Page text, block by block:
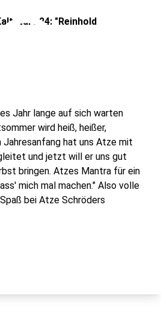
24: "Reinhold
Jahr lange auf sich warten
wird heiß, heißer,
Jahresanfang hat uns Atze mit
und jetzt will er uns gut
bringen. Atzes Mantra für ein
mich mal machen." Also volle
bei Atze Schröders